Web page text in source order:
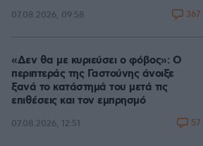
07.08.2026, 09:58 367
«Δεν θα με κυριεύσει ο φόβος»: Ο
περιπτεράς της Γαστούνης άνοιξε
ξανά το κατάστημά του μετά τις
επιθέσεις και τον εμπρησμό
07.08.2026, 12:51 57